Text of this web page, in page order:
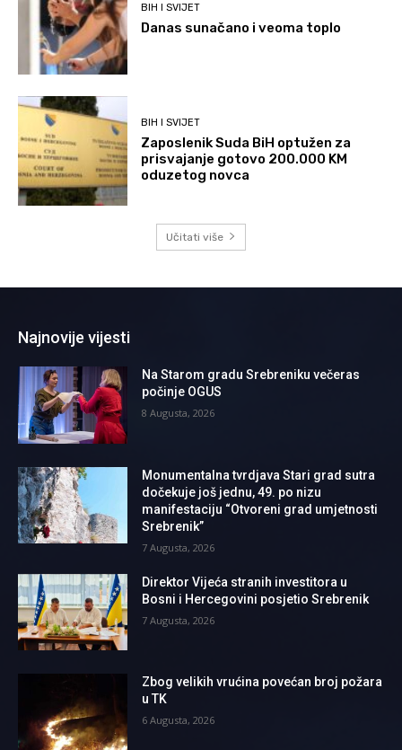
BIH I SVIJET
Danas sunačano i veoma toplo
BIH I SVIJET
Zaposlenik Suda BiH optužen za
prisvajanje gotovo 200.000 KM
oduzetog novca
Učitati više
Najnovije vijesti
Na Starom gradu Srebreniku večeras
počinje OGUS
8 Augusta, 2026
Monumentalna tvrdjava Stari grad sutra
dočekuje još jednu, 49. po nizu
manifestaciju “Otvoreni grad umjetnosti
Srebrenik”
7 Augusta, 2026
Direktor Vijeća stranih investitora u
Bosni i Hercegovini posjetio Srebrenik
7 Augusta, 2026
Zbog velikih vrućina povećan broj požara
u TK
6 Augusta, 2026